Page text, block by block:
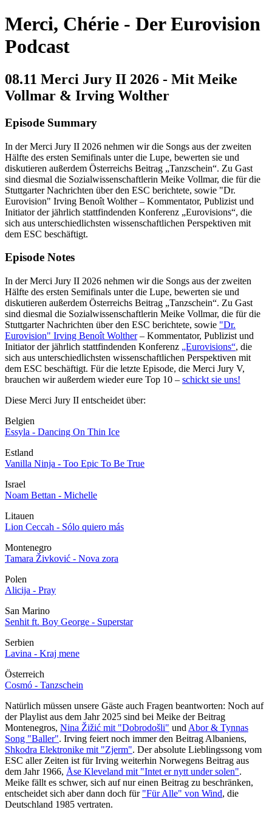
Merci, Chérie - Der Eurovision
Podcast
08.11 Merci Jury II 2026 - Mit Meike
Vollmar & Irving Wolther
Episode Summary
In der Merci Jury II 2026 nehmen wir die Songs aus der zweiten
Hälfte des ersten Semifinals unter die Lupe, bewerten sie und
diskutieren außerdem Österreichs Beitrag „Tanzschein“. Zu Gast
sind diesmal die Sozialwissenschaftlerin Meike Vollmar, die für die
Stuttgarter Nachrichten über den ESC berichtete, sowie "Dr.
Eurovision" Irving Benoît Wolther – Kommentator, Publizist und
Initiator der jährlich stattfindenden Konferenz „Eurovisions“, die
sich aus unterschiedlichsten wissenschaftlichen Perspektiven mit
dem ESC beschäftigt.
Episode Notes
In der Merci Jury II 2026 nehmen wir die Songs aus der zweiten
Hälfte des ersten Semifinals unter die Lupe, bewerten sie und
diskutieren außerdem Österreichs Beitrag „Tanzschein“. Zu Gast
sind diesmal die Sozialwissenschaftlerin Meike Vollmar, die für die
Stuttgarter Nachrichten über den ESC berichtete, sowie "Dr.
Eurovision" Irving Benoît Wolther– Kommentator, Publizist und
Initiator der jährlich stattfindenden Konferenz „Eurovisions“, die
sich aus unterschiedlichsten wissenschaftlichen Perspektiven mit
dem ESC beschäftigt. Für die letzte Episode, die Merci Jury V,
brauchen wir außerdem wieder eure Top 10 – schickt sie uns!
Diese Merci Jury II entscheidet über:
Belgien
Essyla - Dancing On Thin Ice
Estland
Vanilla Ninja - Too Epic To Be True
Israel
Noam Bettan - Michelle
Litauen
Lion Ceccah - Sólo quiero más
Montenegro
Tamara Živković - Nova zora
Polen
Alicija - Pray
San Marino
Senhit ft. Boy George - Superstar
Serbien
Lavina - Kraj mene
Österreich
Cosmó - Tanzschein
Natürlich müssen unsere Gäste auch Fragen beantworten: Noch auf
der Playlist aus dem Jahr 2025 sind bei Meike der Beitrag
Montenegros, Nina Žižić mit "Dobrodošli" und Abor & Tynnas
Song "Baller". Irving feiert noch immer den Beitrag Albaniens,
Shkodra Elektronike mit "Zjerm". Der absolute Lieblingssong vom
ESC aller Zeiten ist für Irving weiterhin Norwegens Beitrag aus
dem Jahr 1966, Åse Kleveland mit "Intet er nytt under solen".
Meike fällt es schwer, sich auf nur einen Beitrag zu beschränken,
entscheidet sich aber dann doch für "Für Alle" von Wind, die
Deutschland 1985 vertraten.